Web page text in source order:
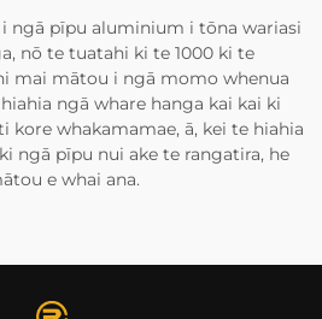
ngā pīpu aluminium i tōna wariasi
nō te tuatahi ki te 1000 ki te
mai mātou i ngā momo whenua
ngā whare hanga kai kai ki
kore whakamamae, ā, kei te hiahia
ngā pīpu nui ake te rangatira, he
e whai ana.